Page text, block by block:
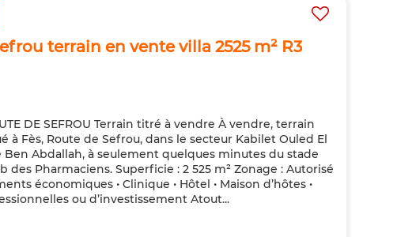
terrain en vente villa 2525 m² R3
DE SEFROU Terrain titré à vendre À vendre, terrain
à Fès, Route de Sefrou, dans le secteur Kabilet Ouled El
Ben Abdallah, à seulement quelques minutes du stade
des Pharmaciens. Superficie : 2 525 m² Zonage : Autorisé
économiques • Clinique • Hôtel • Maison d’hôtes •
ou d’investissement Atout...